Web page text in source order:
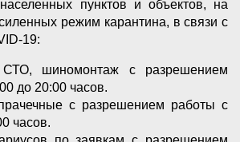
пунктов и объектов, на
режим карантина, в связи с
19:
СТО, шиномонтаж с разрешением
до 20:00 часов.
с разрешением работы с
часов.